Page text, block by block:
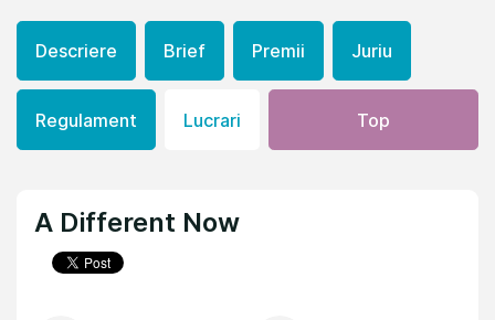
Descriere Brief Premii Juriu
Regulament Lucrari Top
A Different Now